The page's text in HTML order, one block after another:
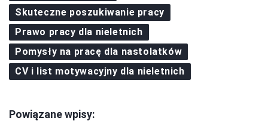
Skuteczne poszukiwanie pracy
Prawo pracy dla nieletnich
Pomysły na pracę dla nastolatków
CV i list motywacyjny dla nieletnich
Powiązane wpisy: